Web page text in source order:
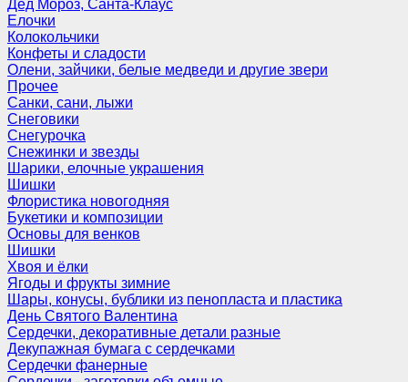
Дед Мороз, Санта-Клаус
Елочки
Колокольчики
Конфеты и сладости
Олени, зайчики, белые медведи и другие звери
Прочее
Санки, сани, лыжи
Снеговики
Снегурочка
Снежинки и звезды
Шарики, елочные украшения
Шишки
Флористика новогодняя
Букетики и композиции
Основы для венков
Шишки
Хвоя и ёлки
Ягоды и фрукты зимние
Шары, конусы, бублики из пенопласта и пластика
День Святого Валентина
Сердечки, декоративные детали разные
Декупажная бумага с сердечками
Сердечки фанерные